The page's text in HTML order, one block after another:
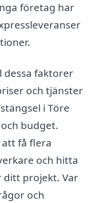
företag har
dessa faktorer
och tjänster
i Töre
budget.
få flera
och hitta
ditt projekt. Var
och